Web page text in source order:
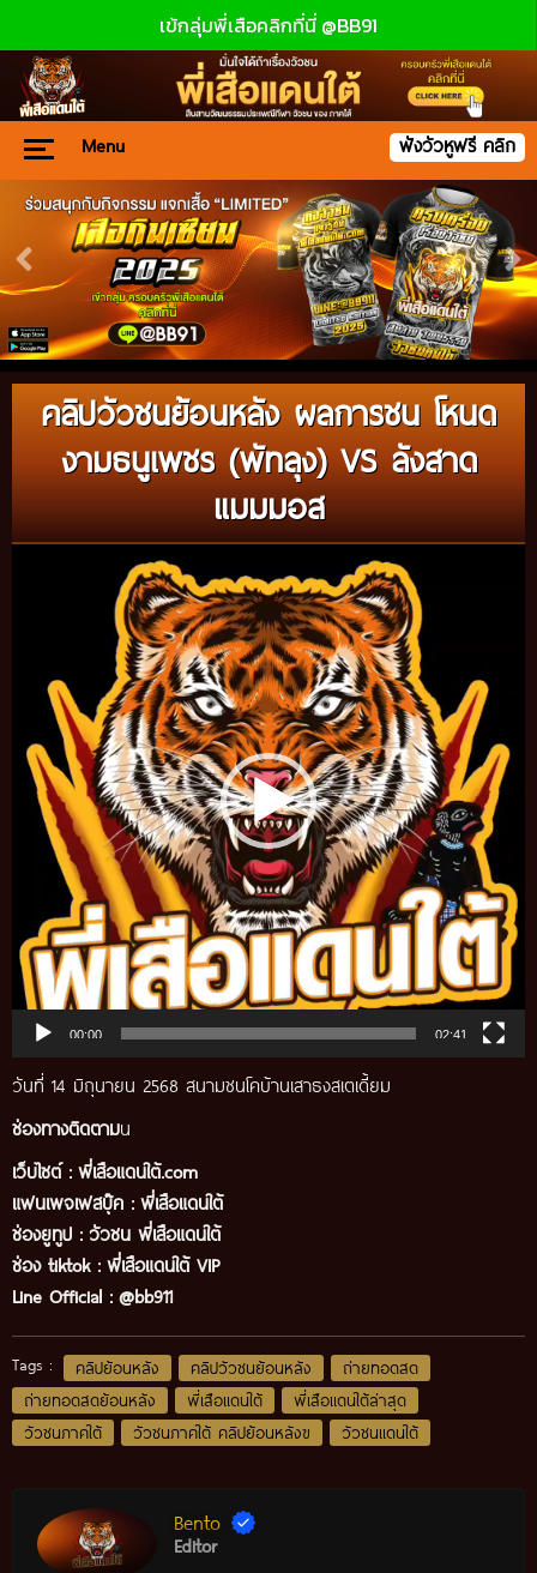
เข้กลุ่มพี่เสือคลิกที่นี่ @BB91
Menu ฟังวัวหูฟรี คลิก
คลิปวัวชนย้อนหลัง ผลการชน โหนด
งามธนูเพชร (พัทลุง) VS ลังสาด
แมมมอส
00:00 02:41
วันที่ 14 มิถุนายน 2568 สนามชนโคบ้านเสาธงสเตเดี้ยม
ช่องทางติดตามน
เว็บไซต์ : พี่เสือแดนใต้.com
แฟนเพจเฟสบุ๊ค : พี่เสือแดนใต้
ช่องยูทูป : วัวชน พี่เสือแดนใต้
ช่อง tiktok : พี่เสือแดนใต้ VIP
Line Official : @bb911
Tags : คลิปย้อนหลัง คลิปวัวชนย้อนหลัง
ถ่ายทอดสด
ถ่ายทอดสดย้อนหลัง
พี่เสือแดนใต้
พี่เสือแดนใต้ล่าสุด
วัวชนภาคใต้
วัวชนภาคใต้ คลิปย้อนหลังฃ วัวชนแดนใต้
Bento
Editor